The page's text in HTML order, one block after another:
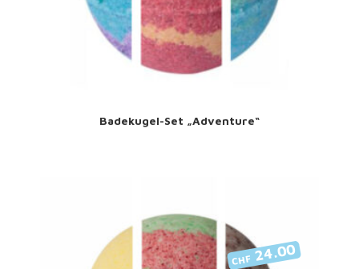
Badekugel-Set „Adventure“
CHF24.00